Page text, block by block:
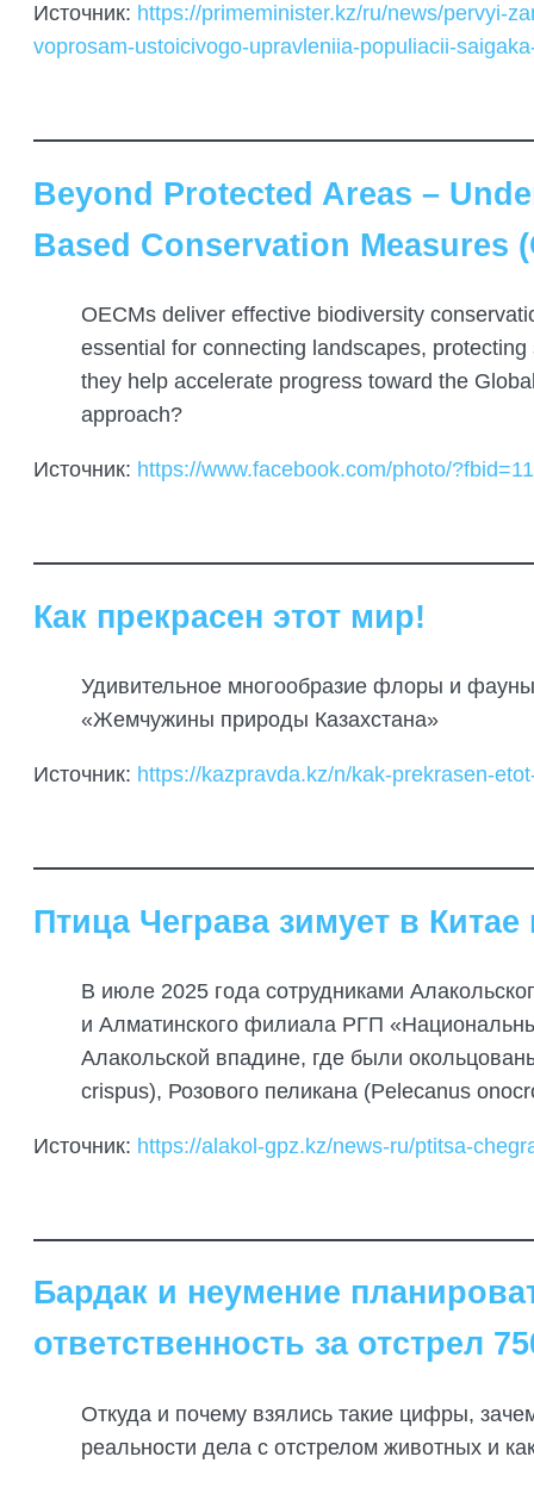
Источник: https://primeminister.kz/ru/news/pervyi-
voprosam-ustoicivogo-upravleniia-populiacii-
Beyond Protected Areas –
Based Conservation Measures
OECMs deliver effective biodiversity
essential for connecting landscapes,
they help accelerate progress toward the
approach?
Источник: https://www.facebook.com/photo/
Как прекрасен этот мир!
Удивительное многообразие флоры и
«Жемчужины природы Казахстана»
Источник: https://kazpravda.kz/n/kak-prekrasen-
Птица Чеграва зимует в Китае
В июле 2025 года сотрудниками
и Алматинского филиала РГП
Алакольской впадине, где были
crispus), Розового пеликана (Pelecanus
Источник: https://alakol-gpz.kz/news-ru/ptitsa-
Бардак и неумение
ответственность за отстрел
Откуда и почему взялись такие цифры,
реальности дела с отстрелом животных и